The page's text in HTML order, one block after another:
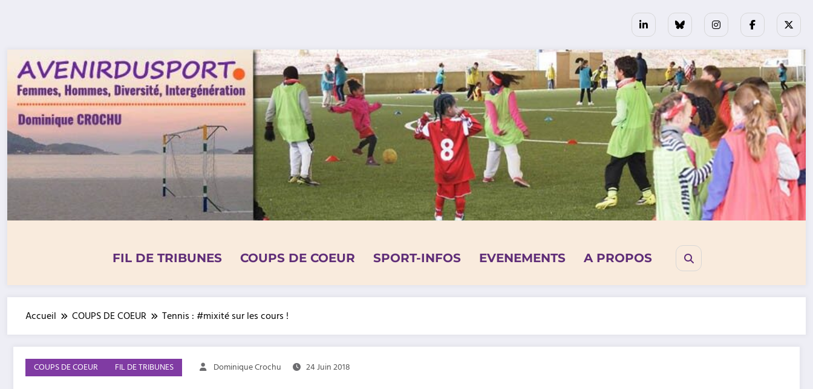
FIL DE TRIBUNES COUPS DE COEUR SPORT-INFOS EVENEMENTS A PROPOS
Accueil COUPS DE COEUR Tennis : #mixité sur les cours !
COUPS DE COEUR FIL DE TRIBUNES Dominique Crochu 24 Juin 2018